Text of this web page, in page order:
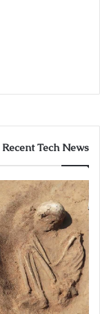
Recent Tech News